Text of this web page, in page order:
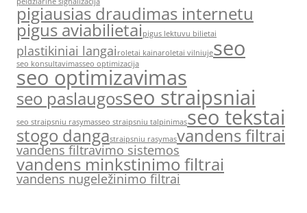
pigiausias draudimas internetu
pigus aviabilietaipigus lektuvu bilietai
plastikiniai langai roletai kainaroletai vilniujeseo
seo konsultavimasseo optimizacija
seo optimizavimas
seo paslaugosseo straipsniai
seo straipsniu rasymasseo straipsniu talpinimasseo tekstai
stogo dangastraipsniu rasymasvandens filtrai
vandens filtravimo sistemos
vandens minkstinimo filtrai
vandens nugeležinimo filtrai